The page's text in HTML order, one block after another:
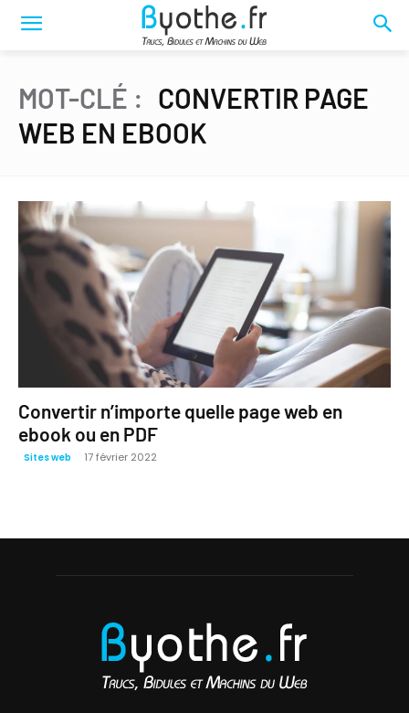
MOT-CLÉ : CONVERTIR PAGE
WEB EN EBOOK
Convertir n’importe quelle page web en
ebook ou en PDF
Sites web 17 février 2022